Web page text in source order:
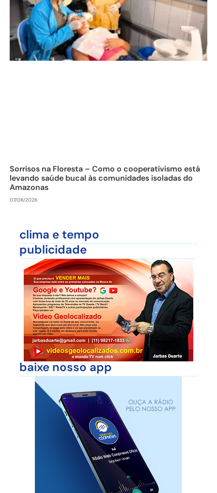
Sorrisos na Floresta – Como o cooperativismo está
levando saúde bucal às comunidades isoladas do
Amazonas
07/08/2026
clima e tempo
publicidade
baixe nosso app